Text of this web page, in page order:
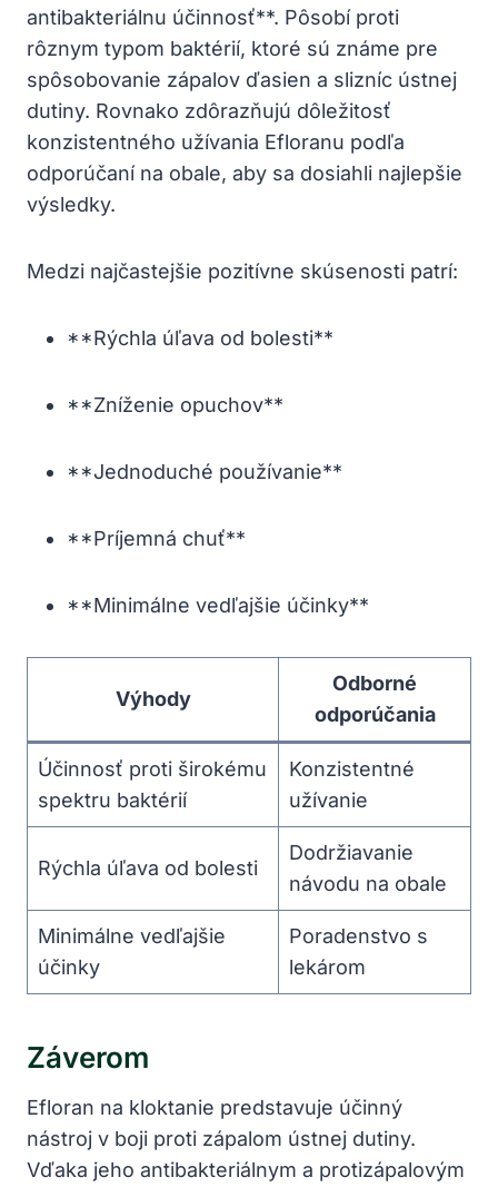
antibakteriálnu účinnosť**. Pôsobí proti
rôznym typom baktérií, ktoré sú známe pre
spôsobovanie zápalov ďasien a slizníc ústnej
dutiny. Rovnako zdôrazňujú dôležitosť
konzistentného užívania Efloranu podľa
odporúčaní na obale, aby sa dosiahli najlepšie
výsledky.
Medzi najčastejšie pozitívne skúsenosti patrí:
**Rýchla úľava od bolesti**
**Zníženie opuchov**
**Jednoduché používanie**
**Príjemná chuť**
**Minimálne vedľajšie účinky**
Výhody
Odborné
odporúčania
Účinnosť proti širokému
spektru baktérií
Konzistentné
užívanie
Rýchla úľava od bolesti
Dodržiavanie
návodu na obale
Minimálne vedľajšie
účinky
Poradenstvo s
lekárom
Záverom
Efloran na kloktanie predstavuje účinný
nástroj v boji proti zápalom ústnej dutiny.
Vďaka jeho antibakteriálnym a protizápalovým